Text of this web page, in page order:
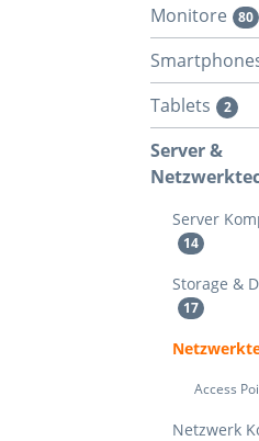
Monitore 80
Tablets 2
Server &
Server
14
Storage &
17
Access
Netzwerk